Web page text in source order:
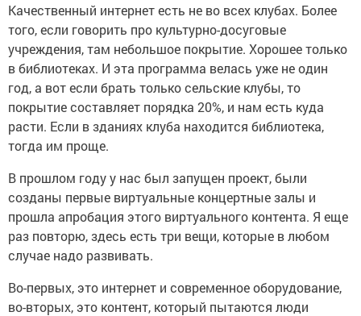
Качественный интернет есть не во всех клубах. Более
того, если говорить про культурно-досуговые
учреждения, там небольшое покрытие. Хорошее только
в библиотеках. И эта программа велась уже не один
год, а вот если брать только сельские клубы, то
покрытие составляет порядка 20%, и нам есть куда
расти. Если в зданиях клуба находится библиотека,
тогда им проще.
В прошлом году у нас был запущен проект, были
созданы первые виртуальные концертные залы и
прошла апробация этого виртуального контента. Я еще
раз повторю, здесь есть три вещи, которые в любом
случае надо развивать.
Во-первых, это интернет и современное оборудование,
во-вторых, это контент, который пытаются люди